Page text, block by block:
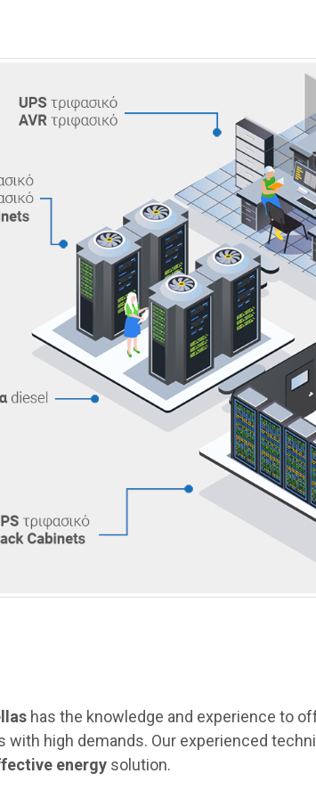
has the knowledge and experience to
with high demands. Our experienced
energy solution.